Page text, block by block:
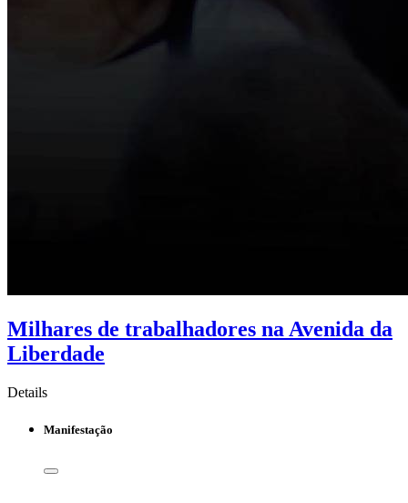
Milhares de trabalhadores na Avenida da
Liberdade
Details
Manifestação